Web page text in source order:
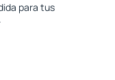
para tus